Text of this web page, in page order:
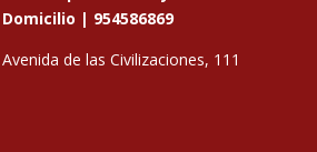
Domicilio | 954586869
Avenida de las Civilizaciones, 111